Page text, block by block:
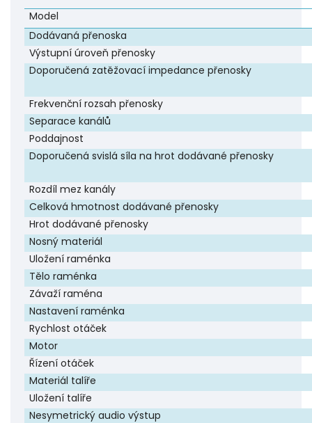
Model
Dodávaná přenoska
Výstupní úroveň přenosky
Doporučená zatěžovací impedance přenosky
Frekvenční rozsah přenosky
Separace kanálů
Poddajnost
Doporučená svislá síla na hrot dodávané přenosky
Rozdíl mez kanály
Celková hmotnost dodávané přenosky
Hrot dodávané přenosky
Nosný materiál
Uložení raménka
Tělo raménka
Závaží raména
Nastavení raménka
Rychlost otáček
Motor
Řízení otáček
Materiál talíře
Uložení talíře
Nesymetrický audio výstup